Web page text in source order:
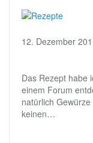
12. Dezember
Das Rezept habe
einem Forum
natürlich
keinen…